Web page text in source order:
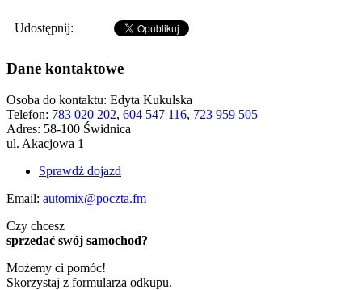
Udostępnij:
Dane kontaktowe
Osoba do kontaktu: Edyta Kukulska
Telefon: 783 020 202, 604 547 116, 723 959 505
Adres: 58-100 Świdnica
ul. Akacjowa 1
Sprawdź dojazd
Email: automix@poczta.fm
Czy chcesz
sprzedać swój samochod?
Możemy ci pomóc!
Skorzystaj z formularza odkupu.